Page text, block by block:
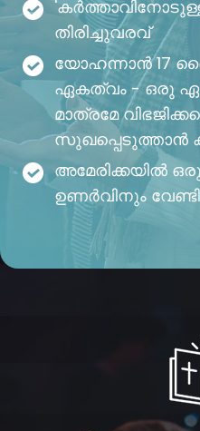
തിരിച്ചുവരവ്
യോഹന്നാൻ 17
ഏകത്വം - ഒരു
മാത്രമേ
സുഖപ്പെടുത്താൻ
അമേരിക്കയിൽ
ഉണർവിനും